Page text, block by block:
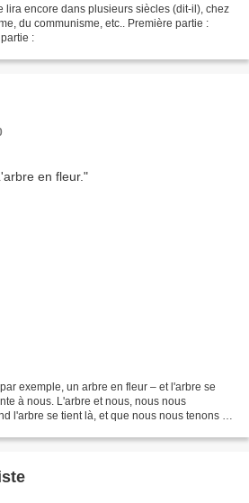
lira encore dans plusieurs siècles (dit-il), chez
du communisme, etc.. Première partie :
:
exemple, un arbre en fleur – et l'arbre se
à nous. L'arbre et nous, nous nous
l'arbre se tient là, et que nous nous tenons en